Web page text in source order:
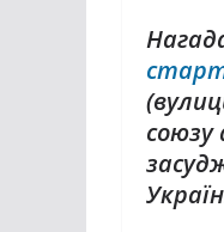
союзу